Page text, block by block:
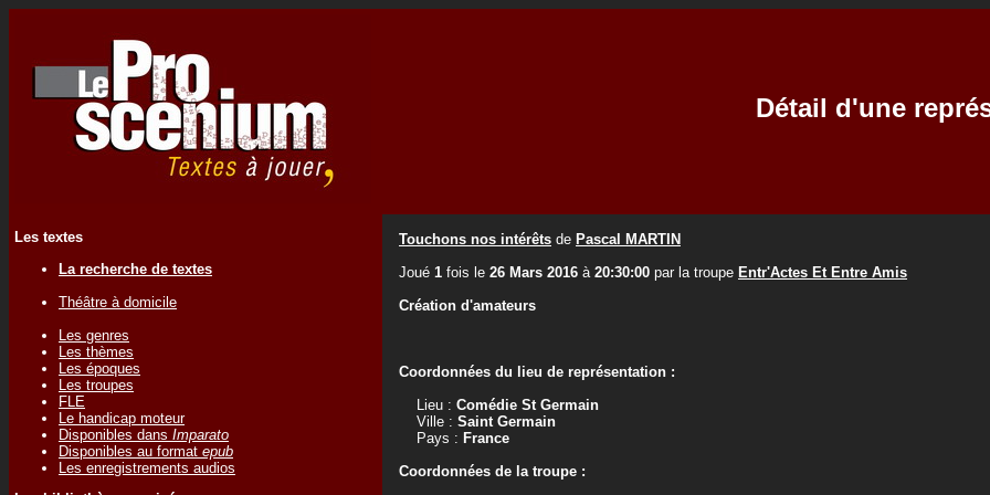
Détail d'une
Les textes
La recherche de textes
Théâtre à domicile
Les genres
Les thèmes
Les époques
Les troupes
FLE
Le handicap moteur
Disponibles dans Imparato
Disponibles au format epub
Les enregistrements audios
Touchons nos intérêts de Pascal MARTIN
Joué 1 fois le 26 Mars 2016 à 20:30:00 par la troupe Entr'Actes Et Entre Amis
Création d'amateurs
Coordonnées du lieu de représentation :
Lieu : Comédie St Germain
Ville : Saint Germain
Pays : France
Coordonnées de la troupe :